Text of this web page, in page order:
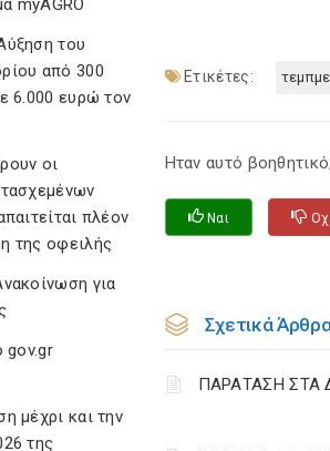
myAGRO
του
από 300
6.000 ευρώ τον
οι
πλέον
της οφειλής
για
gov.gr
μέχρι και την
της
Ετικέτες: τεμπμε
Ηταν αυτό βοηθητικό;
Ναι
Σχετικά
ΠΑΡΑΤΑΣΗ ΣΤΑ